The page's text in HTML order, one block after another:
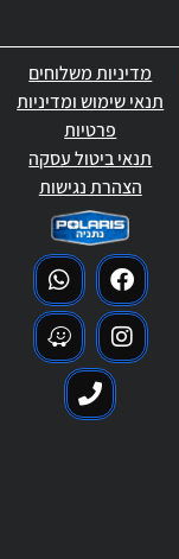
מדיניות משלוחים
תנאי שימוש ומדיניות
פרטיות
תנאי ביטול עסקה
הצהרת נגישות